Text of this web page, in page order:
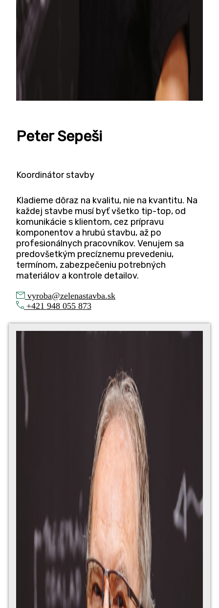
Peter Sepe­ši
Koor­di­ná­tor stavby
Kla­di­e­me dôraz na kva­li­tu, nie na kvanti­tu. Na
kaž­dej stav­be musí byť všet­ko tip-top, od
komu­ni­ká­cie s kli­en­tom, cez prí­pra­vu
kom­po­nen­tov a hrubú stav­bu, až po
pro­fe­si­o­nál­nych pra­cov­ní­kov. Venu­jem sa
pre­do­všet­kým pre­cízne­mu pre­ve­de­niu,
ter­mí­nom, zabez­pe­če­niu potreb­ných
mate­ri­á­lov a kon­t­ro­le detailov.
vyroba@zelenastavba.sk
+421 948 055 873